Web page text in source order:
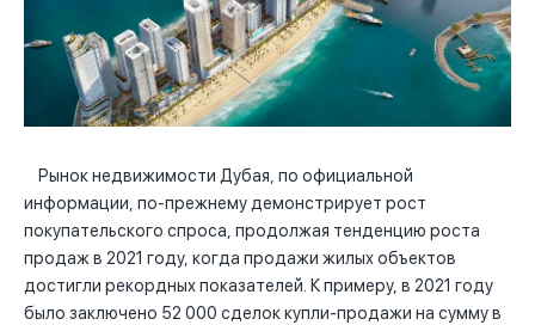
Рынок недвижимости Дубая, по официальной
информации, по-прежнему демонстрирует рост
покупательского спроса, продолжая тенденцию роста
продаж в 2021 году, когда продажи жилых объектов
достигли рекордных показателей. К примеру, в 2021 году
было заключено 52 000 сделок купли-продажи на сумму в